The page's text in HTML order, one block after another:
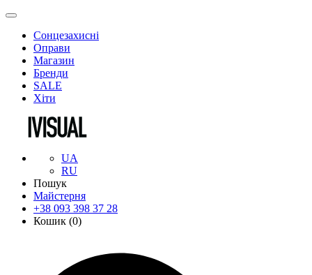
Сонцезахисні
Оправи
Магазин
Бренди
SALE
Хіти
UA
RU
Пошук
Майстерня
+38 093 398 37 28
Кошик (0)